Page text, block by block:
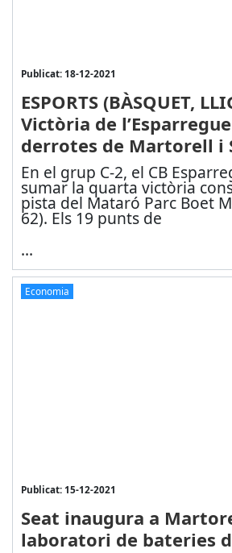
Publicat: 18-12-2021
ESPORTS (BÀSQUET,
Victòria de
derrotes de Martorell i
En el grup C-2, el CB
sumar la quarta victòria
pista del Mataró Parc Boet
62). Els 19 punts de
...
Economia
Publicat: 15-12-2021
Seat inaugura a
laboratori de bateries